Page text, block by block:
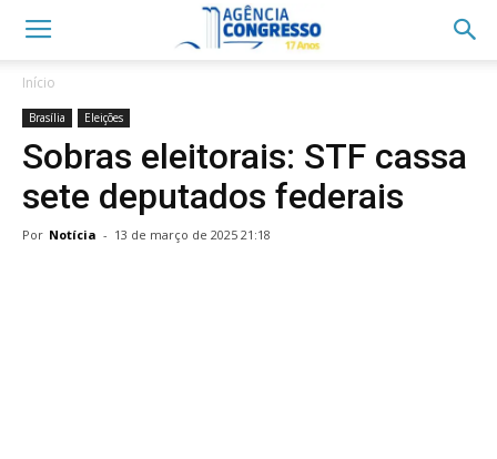
Início
Brasília Eleições
Sobras eleitorais: STF cassa
sete deputados federais
Por Notícia - 13 de março de 2025 21:18